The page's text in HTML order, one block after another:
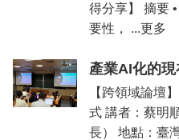
得分享】 摘要
要性， ...更多
產業AI化的
【跨領域論壇
式 講者：蔡明
長） 地點：臺